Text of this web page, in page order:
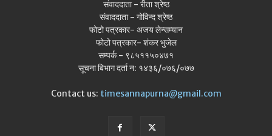
संवाददाता - रीता श्रेष्ठ
संवाददाता - गोविन्द श्रेष्ठ
फोटो पत्रकार- अजय लेन्सम्यान
फोटो पत्रकार- शंकर भुजेल
सम्पर्क - ९८५११५०४७१
सूचना बिभाग दर्ता न: १४३६/०७६/०७७
Contact us: timesannapurna@gmail.com